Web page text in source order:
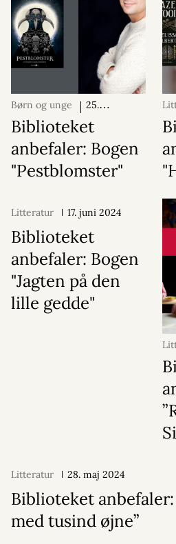
Børn og unge
25.
september 2024
Biblioteket
anbefaler: Bogen
"Pestblomster"
Litteratur 17. juni 2024
Biblioteket
anbefaler: Bogen
"Jagten på den
lille gedde"
Litteratur 28. maj 2024
Biblioteket anbefaler:
med tusind øjne”